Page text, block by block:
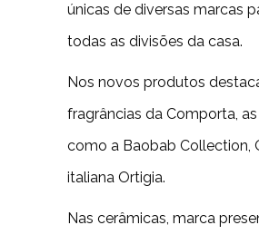
únicas de diversas marcas
todas as divisões da casa.
Nos novos produtos
fragrâncias da Comporta,
como a Baobab Collection,
italiana Ortigia.
Nas cerâmicas, marca